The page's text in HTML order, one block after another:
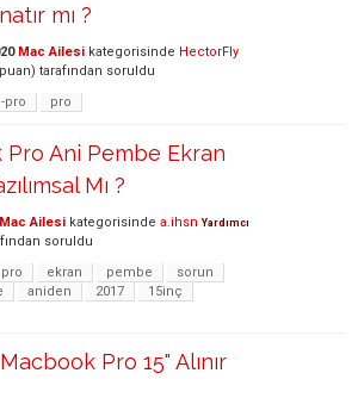
mı ?
Mac Ailesi kategorisinde HectorFly
puan) tarafından soruldu
-pro pro
Pro Ani Pembe Ekran
Mı ?
Mac Ailesi kategorisinde a.ihsn Yardımcı
soruldu
pro ekran pembe
sorun
aniden 2017
15inç
Pro 15" Alınır